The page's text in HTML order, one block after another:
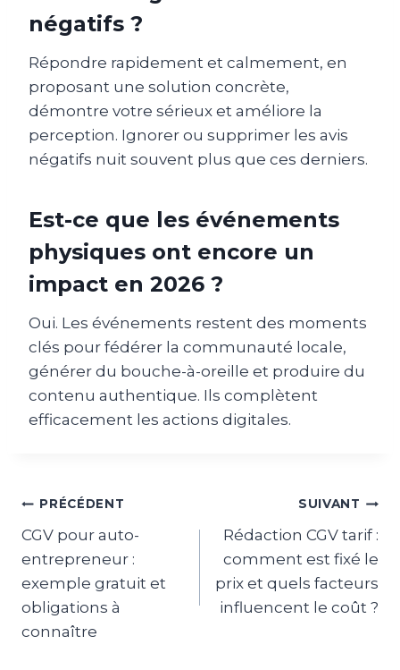
négatifs ?
Répondre rapidement et calmement, en
proposant une solution concrète,
démontre votre sérieux et améliore la
perception. Ignorer ou supprimer les avis
négatifs nuit souvent plus que ces derniers.
Est-ce que les événements
physiques ont encore un
impact en 2026 ?
Oui. Les événements restent des moments
clés pour fédérer la communauté locale,
générer du bouche-à-oreille et produire du
contenu authentique. Ils complètent
efficacement les actions digitales.
Navigation
de
l’article
PRÉCÉDENT
CGV pour auto-
entrepreneur :
exemple gratuit et
obligations à
connaître
SUIVANT
Rédaction CGV tarif :
comment est fixé le
prix et quels facteurs
influencent le coût ?